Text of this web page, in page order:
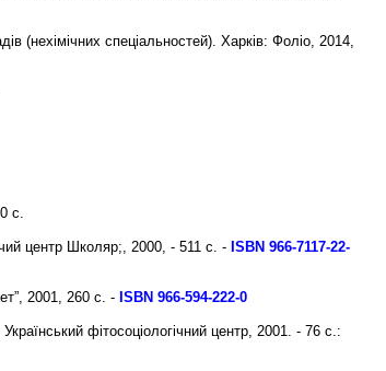
(нехімічних спеціальностей). Харків: Фоліо, 2014,
с.
центр Школяр;, 2000, - 511 с. - ISBN 966-7117-22-
2001, 260 с. - ISBN 966-594-222-0
фітосоціологічний центр, 2001. - 76 с.: